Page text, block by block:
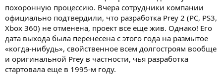
похоронную процессию. Вчера сотрудники компании
официально подтвердили, что разработка Prey 2 (PC, PS3,
Xbox 360) не отменена, проект все еще жив. Однако! Его
дата выхода была перенесена с этого года на размытое
«когда-нибудь», свойственное всем долгостроям вообще
и оригинальной Prey в частности, чья разработка
стартовала еще в 1995-м году.